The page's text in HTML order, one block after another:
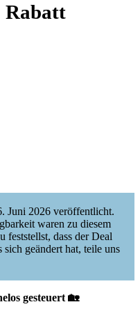
Rabatt
Juni 2026 veröffentlicht.
waren zu diesem
feststellst, dass der Deal
geändert hat, teile uns
gesteuert 🏡